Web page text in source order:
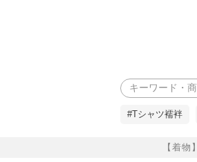
【着物】
検索
#Tシャツ襦袢